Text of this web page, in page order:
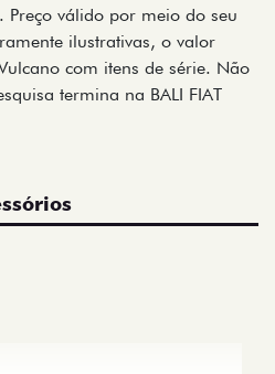
válido por meio do seu
ilustrativas, o valor
com itens de série. Não
termina na BALI FIAT